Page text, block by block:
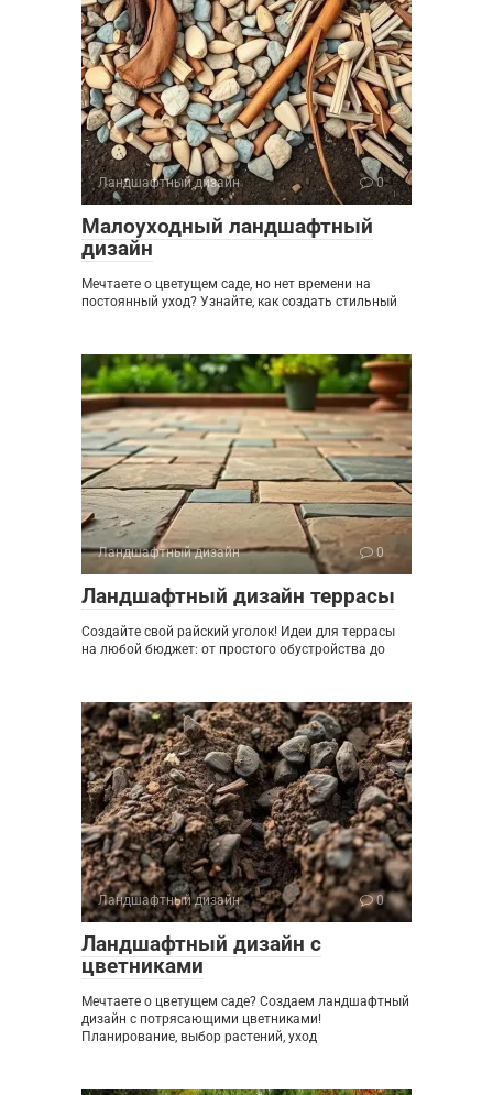
Ландшафтный дизайн 0
Малоуходный ландшафтный
дизайн
Мечтаете о цветущем саде, но нет времени на
постоянный уход? Узнайте, как создать стильный
Ландшафтный дизайн 0
Ландшафтный дизайн террасы
Создайте свой райский уголок! Идеи для террасы
на любой бюджет: от простого обустройства до
Ландшафтный дизайн 0
Ландшафтный дизайн с
цветниками
Мечтаете о цветущем саде? Создаем ландшафтный
дизайн с потрясающими цветниками!
Планирование, выбор растений, уход